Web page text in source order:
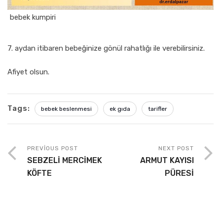
bebek kumpiri
7. aydan itibaren bebeğinize gönül rahatlığı ile verebilirsiniz.
Afiyet olsun.
Tags: bebek beslenmesi ek gıda tarifler
PREVIOUS POST
SEBZELİ MERCİMEK
KÖFTE
NEXT POST
ARMUT KAYISI
PÜRESİ